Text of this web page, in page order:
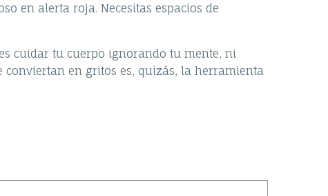
en alerta roja. Necesitas espacios de
cuidar tu cuerpo ignorando tu mente, ni
conviertan en gritos es, quizás, la herramienta